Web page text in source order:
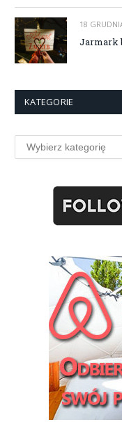
18
Jarmark
KATEGORIE